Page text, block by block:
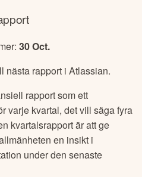
30 Oct.
nästa rapport iAtlassian.
rapport som ett
varje kvartal, det vill säga fyra
kvartalsrapport är att ge
en insikt i
under den senaste